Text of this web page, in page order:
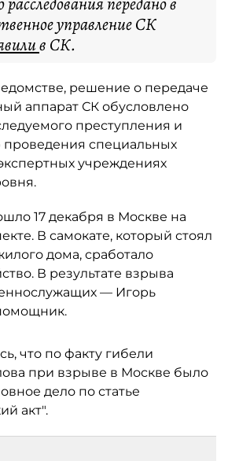
управление СК
в СК.
решение о передаче
аппарат СК обусловлено
преступления и
специальных
учреждениях
17 декабря в Москве на
В самокате, который стоял
дома, сработало
В результате взрыва
— Игорь
что по факту гибели
при взрыве в Москве было
дело по статье
акт".